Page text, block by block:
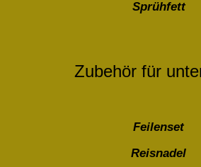
Sprühfett
Zubehör für
Feilenset
Reisnadel